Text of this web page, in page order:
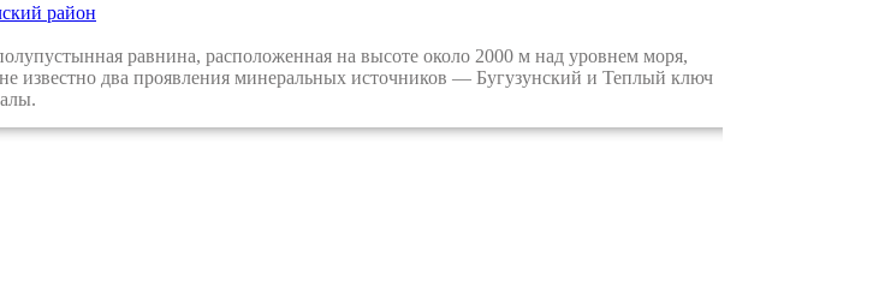
район
равнина, расположенная на высоте около 2000 м над уровнем моря,
известно два проявления минеральных источников — Бугузунский и Теплый ключ